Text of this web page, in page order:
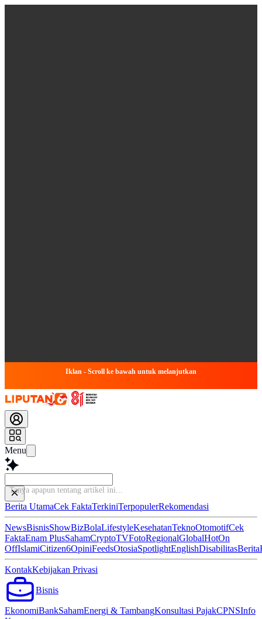
Iklan - Scroll ke bawah untuk melanjutkan
Menu
Tanya apapun ten
Berita UtamaCek FaktaTerkiniTerpopulerRekomendasi
NewsBisnisShowBizBolaLifestyleKesehatanTeknoOtomotifCek
FaktaEnam PlusSahamCryptoTVFotoRegionalGlobalHotOn
OffIslamiCitizen6OpiniFeedsOtosiaSpotlightEnglishDisabilitasBerita
KontakKebijakan Privasi
Bisnis
EkonomiBankSahamEnergi & TambangKonsultasi PajakCPNSInfo